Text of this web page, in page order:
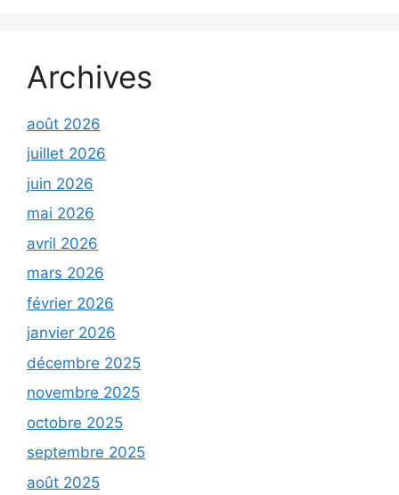
Archives
août 2026
juillet 2026
juin 2026
mai 2026
avril 2026
mars 2026
février 2026
janvier 2026
décembre 2025
novembre 2025
octobre 2025
septembre 2025
août 2025